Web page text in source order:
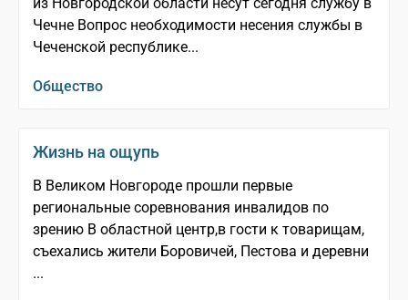
из Новгородской области несут сегодня службу в
Чечне Вопрос необходимости несения службы в
Чеченской республике...
Общество
Жизнь на ощупь
В Великом Новгороде прошли первые
региональные соревнования инвалидов по
зрению В областной центр,в гости к товарищам,
съехались жители Боровичей, Пестова и деревни
...